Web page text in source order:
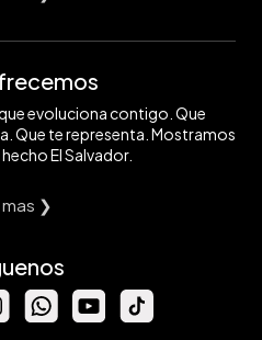
evoluciona contigo. Que
Que te representa. Mostramos
El Salvador.
mas ❯